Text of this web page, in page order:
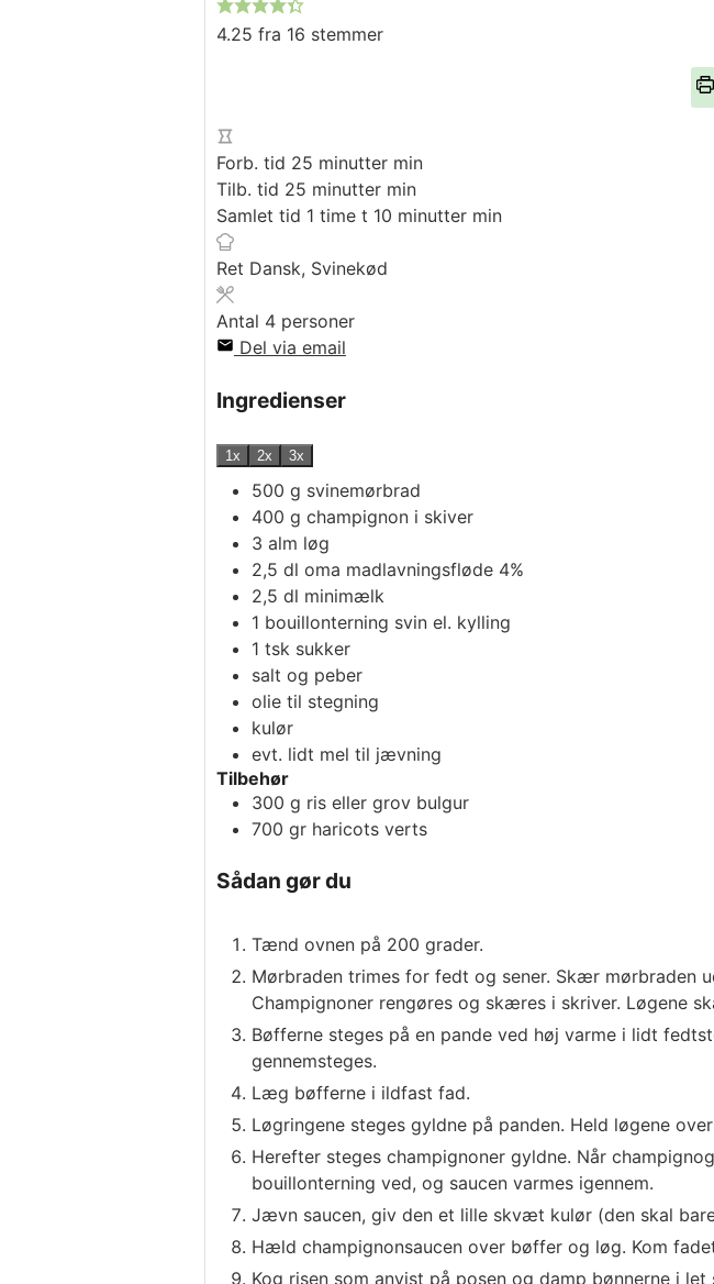
4.25 fra 16 stemmer
Forb. tid 25 minutter min
Tilb. tid 25 minutter min
Samlet tid 1 time t 10 minutter min
Ret Dansk, Svinekød
Antal 4 personer
Del via email
Ingredienser
1x 2x 3x
500 g svinemørbrad
400 g champignon i skiver
3 alm løg
2,5 dl oma madlavningsfløde 4%
2,5 dl minimælk
1 bouillonterning svin el. kylling
1 tsk sukker
salt og peber
olie til stegning
kulør
evt. lidt mel til jævning
Tilbehør
300 g ris eller grov bulgur
700 gr haricots verts
Sådan gør du
Tænd ovnen på 200 grader.
Mørbraden trimes for fedt og sener. Skær mørbraden
Champignoner rengøres og skæres i skriver. Løgene
Bøfferne steges på en pande ved høj varme i lidt
gennemsteges.
Læg bøfferne i ildfast fad.
Løgringene steges gyldne på panden. Held løgene
Herefter steges champignoner gyldne. Når
bouillonterning ved, og saucen varmes igennem.
Jævn saucen, giv den et lille skvæt kulør (den skal
Hæld champignonsaucen over bøffer og løg. Kom
Kog risen som anvist på posen og damp bønnerne i let